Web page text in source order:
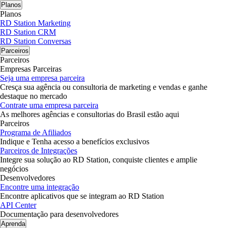
Planos
Planos
RD Station Marketing
RD Station CRM
RD Station Conversas
Parceiros
Parceiros
Empresas Parceiras
Seja uma empresa parceira
Cresça sua agência ou consultoria de marketing e vendas e ganhe
destaque no mercado
Contrate uma empresa parceira
As melhores agências e consultorias do Brasil estão aqui
Parceiros
Programa de Afiliados
Indique e Tenha acesso a benefícios exclusivos
Parceiros de Integrações
Integre sua solução ao RD Station, conquiste clientes e amplie
negócios
Desenvolvedores
Encontre uma integração
Encontre aplicativos que se integram ao RD Station
API Center
Documentação para desenvolvedores
Aprenda